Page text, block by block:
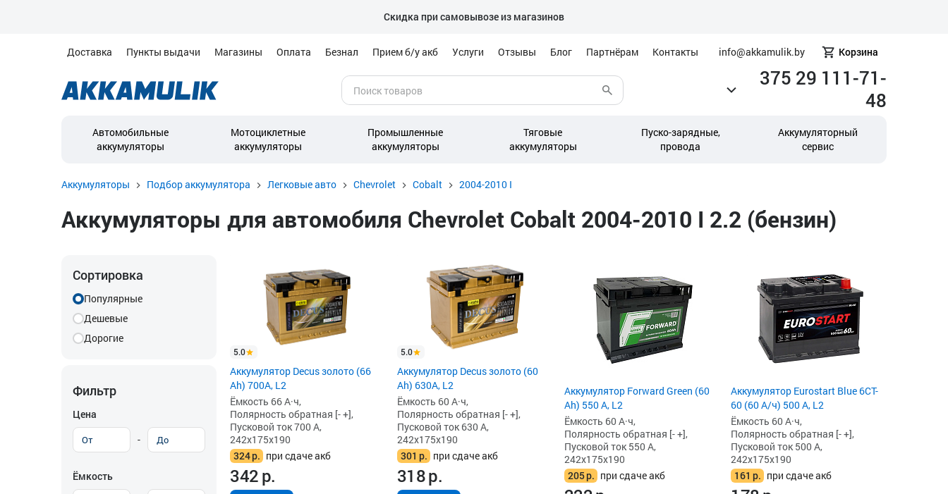
Скидка при самовывозе из магазинов
Доставка Пункты выдачи Магазины Оплата Безнал Прием б/у акб Услуги Отзывы Блог Партнёрам Контакты info@akkamulik.by Корзина
375 29 111-71-
48
Автомобильные
аккумуляторы
Мотоциклетные
аккумуляторы
Промышленные
аккумуляторы
Тяговые
аккумуляторы
Пуско-зарядные,
провода
Аккумуляторный
сервис
Аккумуляторы Подбор аккумулятора Легковые авто Chevrolet Cobalt 2004-2010 I
Аккумуляторы для автомобиля Chevrolet Cobalt 2004-2010 I 2.2 (бензин)
Сортировка
Популярные
Дешевые
Дорогие
Фильтр
Цена
-
Ёмкость
5.0
Аккумулятор Decus золото (66
Ah) 700A, L2
Ёмкость 66 А·ч,
Полярность обратная [- +],
Пусковой ток 700 А,
242x175x190
324р. при сдаче акб
342р.
5.0
Аккумулятор Decus золото (60
Ah) 630A, L2
Ёмкость 60 А·ч,
Полярность обратная [- +],
Пусковой ток 630 А,
242x175x190
301 р. при сдаче акб
318р.
Аккумулятор Forward Green (60
Ah) 550 А, L2
Ёмкость 60 А·ч,
Полярность обратная [- +],
Пусковой ток 550 А,
242x175x190
205р. при сдаче акб
Аккумулятор Eurostart Blue 6CT-
60 (60 А/ч) 500 А, L2
Ёмкость 60 А·ч,
Полярность обратная [- +],
Пусковой ток 500 А,
242x175x190
161 р. при сдаче акб